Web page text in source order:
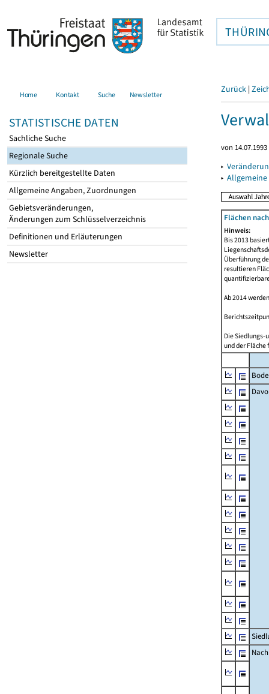
Home Kontakt Suche Newsletter
STATISTISCHE DATEN
Sachliche Suche
Regionale Suche
Kürzlich bereitgestellte Daten
Allgemeine Angaben, Zuordnungen
Gebietsveränderungen,
Änderungen zum Schlüsselverzeichnis
Definitionen und Erläuterungen
Newsletter
Zurück |
von
▸
▸
Flächen
Hinweis:
Bis 2013
Überführung
resultieren
Ab 2014
Die Siedlungs-
und der Fläche